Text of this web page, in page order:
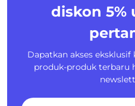
diskon 5%
Dapatkan akses eksklusif
produk-produk terbaru